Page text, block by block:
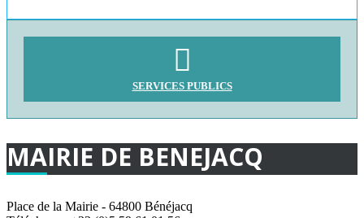
SERVICES PUBLICS
MAIRIE DE BENEJACQ
Place de la Mairie - 64800 Bénéjacq